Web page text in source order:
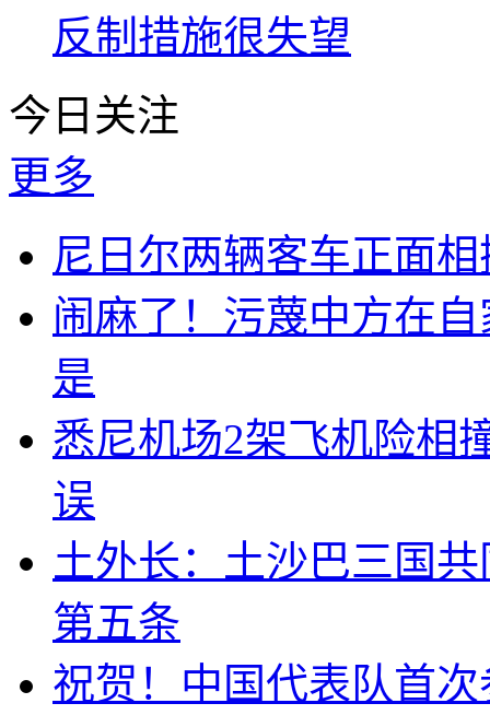
反制措施很失望
今日关注
更多
尼日尔两辆客车正面
闹麻了！污蔑中方在
是
悉尼机场2架飞机险相
误
土外长：土沙巴三国
第五条
祝贺！中国代表队首